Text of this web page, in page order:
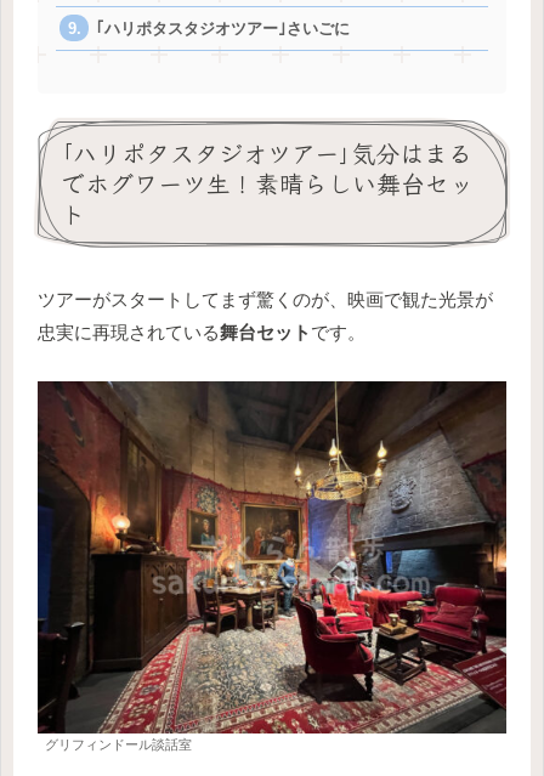
｢ハリポタスタジオツアー｣さいごに
｢ハリポタスタジオツアー｣気分はまる
でホグワーツ生！素晴らしい舞台セッ
ト
ツアーがスタートしてまず驚くのが、映画で観た光景が
忠実に再現されている舞台セット です。
グリフィンドール談話室